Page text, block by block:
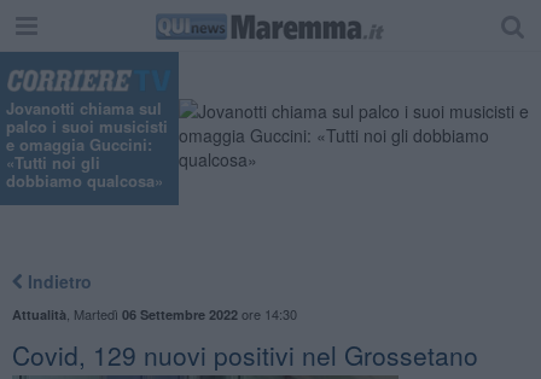
Jovanotti chiama sul
palco i suoi musicisti
e omaggia Guccini:
«Tutti noi gli
dobbiamo qualcosa»
Indietro
Attualità Martedì 06 Settembre 2022ore 14:30
Covid, 129 nuovi positivi nel Grossetano